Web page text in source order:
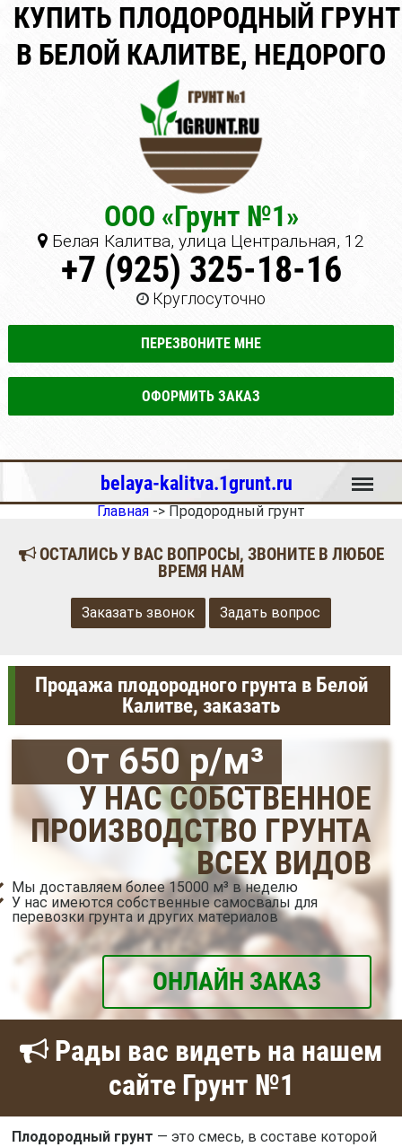
КУПИТЬ ПЛОДОРОДНЫЙ ГРУНТ
В БЕЛОЙ КАЛИТВЕ, НЕДОРОГО
ООО «Грунт №1»
Белая Калитва, улица Центральная, 12
+7 (925) 325-18-16
Круглосуточно
ПЕРЕЗВОНИТЕ МНЕ
ОФОРМИТЬ ЗАКАЗ
belaya-kalitva.1grunt.ru Меню
Главная -> Продородный грунт
ОСТАЛИСЬ У ВАС ВОПРОСЫ, ЗВОНИТЕ В ЛЮБОЕ
ВРЕМЯ НАМ
Заказать звонок Задать вопрос
Продажа плодородного грунта в Белой
Калитве, заказать
От 650 р/м³
У НАС СОБСТВЕННОЕ
ПРОИЗВОДСТВО ГРУНТА
ВСЕХ ВИДОВ
Мы доставляем более 15000 м³ в неделю
У нас имеются собственные самосвалы для
перевозки грунта и других материалов
ОНЛАЙН ЗАКАЗ
Рады вас видеть на нашем
сайте Грунт №1
Плодородный грунт — это смесь, в составе которой